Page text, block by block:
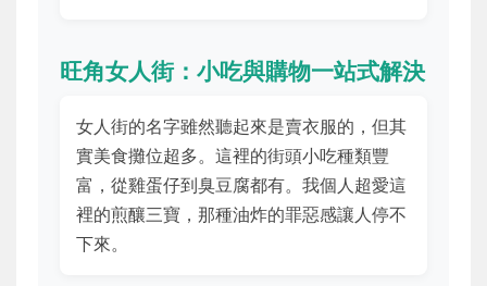
旺角女人街：小吃與購物一站式解決
女人街的名字雖然聽起來是賣衣服的，但其
實美食攤位超多。這裡的街頭小吃種類豐
富，從雞蛋仔到臭豆腐都有。我個人超愛這
裡的煎釀三寶，那種油炸的罪惡感讓人停不
下來。